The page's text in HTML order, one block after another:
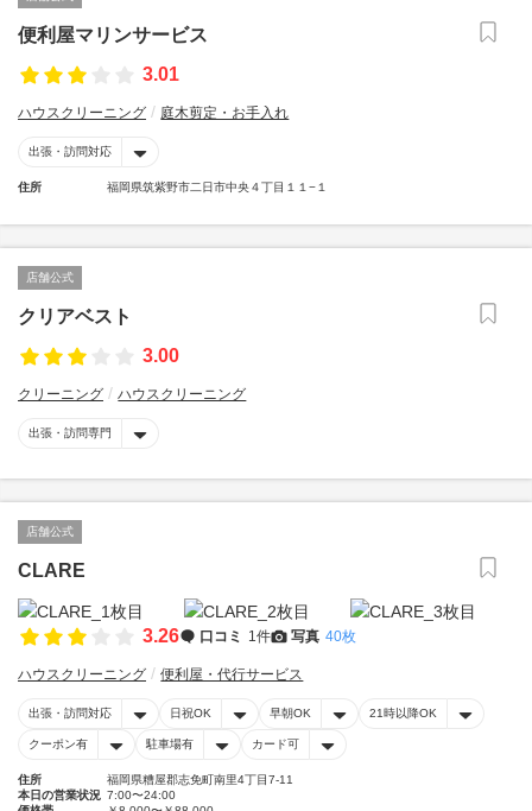
便利屋マリンサービス
3.01
ハウスクリーニング 庭木剪定・お手入れ
出張・訪問対応
住所 福岡県筑紫野市二日市中央４丁目１１−１
店舗公式
クリアベスト
3.00
クリーニング ハウスクリーニング
出張・訪問専門
店舗公式
CLARE
3.26 口コミ 1件 写真 40枚
ハウスクリーニング 便利屋・代行サービス
出張・訪問対応 日祝OK 早朝OK 21時以降OK
クーポン有 駐車場有 カード可
住所
福岡県糟屋郡志免町南里4丁目7-11
本日の営業状況 7:00〜24:00